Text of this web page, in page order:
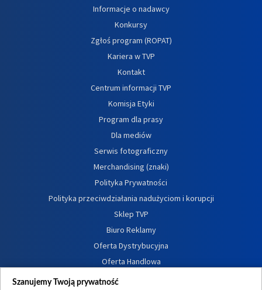
Informacje o nadawcy
Konkursy
Zgłoś program (ROPAT)
Kariera w TVP
Kontakt
Centrum informacji TVP
Komisja Etyki
Program dla prasy
Dla mediów
Serwis fotograficzny
Merchandising (znaki)
Polityka Prywatności
Polityka przeciwdziałania nadużyciom i korupcji
Sklep TVP
Biuro Reklamy
Oferta Dystrybucyjna
Oferta Handlowa
Dostępność
Szanujemy Twoją prywatność